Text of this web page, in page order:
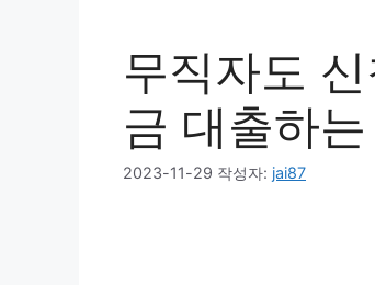
무직자도
금 대출하
2023-11-29 작성자: jai87